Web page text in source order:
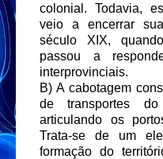
colonial. Todavia,
veio a encerrar
século XIX,
passou a
interprovinciais.
B) A cabotagem
de transportes
articulando os
Trata-se de um
formação do